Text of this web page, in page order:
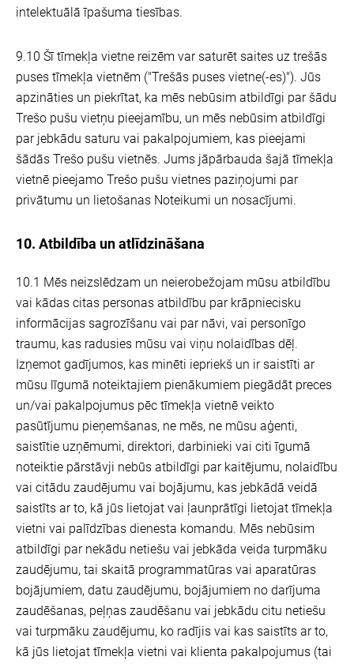
intelektuālā īpašuma tiesības.
9.10 Šī tīmekļa vietne reizēm var saturēt saites uz trešās
puses tīmekļa vietnēm ("Trešās puses vietne(-es)"). Jūs
apzināties un piekrītat, ka mēs nebūsim atbildīgi par šādu
Trešo pušu vietņu pieejamību, un mēs nebūsim atbildīgi
par jebkādu saturu vai pakalpojumiem, kas pieejami
šādās Trešo pušu vietnēs. Jums jāpārbauda šajā tīmekļa
vietnē pieejamo Trešo pušu vietnes paziņojumi par
privātumu un lietošanas Noteikumi un nosacījumi.
10. Atbildība un atlīdzināšana
10.1 Mēs neizslēdzam un neierobežojam mūsu atbildību
vai kādas citas personas atbildību par krāpniecisku
informācijas sagrozīšanu vai par nāvi, vai personīgo
traumu, kas radusies mūsu vai viņu nolaidības dēļ.
Izņemot gadījumos, kas minēti iepriekš un ir saistīti ar
mūsu līgumā noteiktajiem pienākumiem piegādāt preces
un/vai pakalpojumus pēc tīmekļa vietnē veikto
pasūtījumu pieņemšanas, ne mēs, ne mūsu aģenti,
saistītie uzņēmumi, direktori, darbinieki vai citi īgumā
noteiktie pārstāvji nebūs atbildīgi par kaitējumu, nolaidību
vai citādu zaudējumu vai bojājumu, kas jebkādā veidā
saistīts ar to, kā jūs lietojat vai ļaunprātīgi lietojat tīmekļa
vietni vai palīdzības dienesta komandu. Mēs nebūsim
atbildīgi par nekādu netiešu vai jebkāda veida turpmāku
zaudējumu, tai skaitā programmatūras vai aparatūras
bojājumiem, datu zaudējumu, bojājumiem no darījuma
zaudēšanas, peļņas zaudēšanu vai jebkādu citu netiešu
vai turpmāku zaudējumu, ko radījis vai kas saistīts ar to,
kā jūs lietojat tīmekļa vietni vai klienta pakalpojumus (tai